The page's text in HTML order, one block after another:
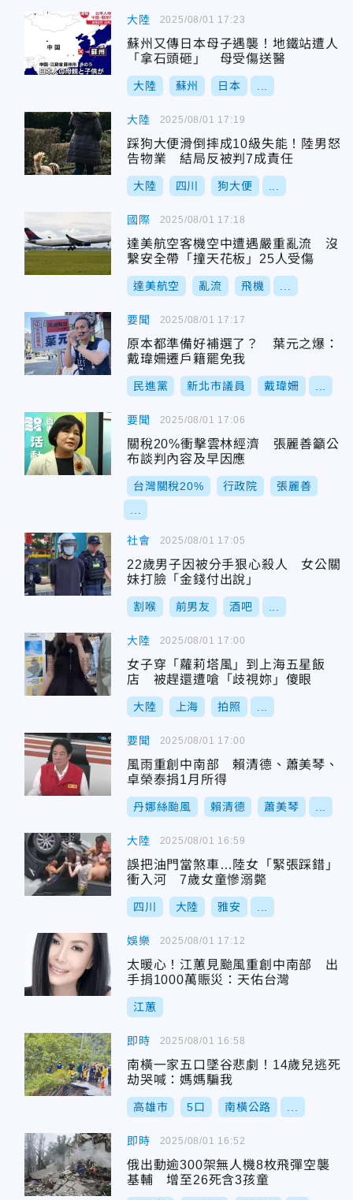
大陸
蘇州又傳日本母子遇襲！地鐵站遭人
「拿石頭砸」 母受傷送醫
大陸 蘇州 日本
2025/08/01 17:23
大陸
踩狗大便滑倒摔成10級失能！陸男怒
告物業 結局反被判7成責任
大陸 四川 狗大便
2025/08/01 17:19
國際
達美航空客機空中遭遇嚴重亂流 沒
繫安全帶「撞天花板」25人受傷
達美航空 亂流 飛機
2025/08/01 17:18
要聞
原本都準備好補選了？ 葉元之爆：
戴瑋姍遷戶籍罷免我
民進黨 新北市議員 戴瑋姍
2025/08/01 17:17
要聞
關稅20%衝擊雲林經濟 張麗善籲公
布談判內容及早因應
台灣關稅20% 行政院 張麗善
2025/08/01 17:06
社會
22歲男子因被分手狠心殺人 女公關
妹打臉「金錢付出說」
割喉 前男友 酒吧
2025/08/01 17:05
大陸
女子穿「蘿莉塔風」到上海五星飯
店 被趕還遭嗆「歧視妳」傻眼
大陸 上海 拍照
2025/08/01 17:00
要聞
風雨重創中南部 賴清德、蕭美琴、
卓榮泰捐1月所得
丹娜絲颱風 賴清德 蕭美琴
2025/08/01 17:00
大陸
誤把油門當煞車…陸女「緊張踩錯」
衝入河 7歲女童慘溺斃
四川 大陸 雅安
2025/08/01 16:59
娛樂
太暖心！江蕙見颱風重創中南部 出
手捐1000萬賑災：天佑台灣
江蕙
2025/08/01 17:12
即時
南橫一家五口墜谷悲劇！14歲兒逃死
劫哭喊：媽媽騙我
高雄市 5口 南橫公路
2025/08/01 16:58
即時
俄出動逾300架無人機8枚飛彈空襲
基輔 增至26死含3孩童
2025/08/01 16:52